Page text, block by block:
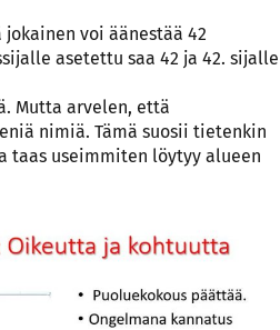
voi äänestää 42
asetettu saa 42 ja 42. sijalle
Mutta arvelen, että
nimiä. Tämä suosii tietenkin
taas useimmiten löytyy alueen